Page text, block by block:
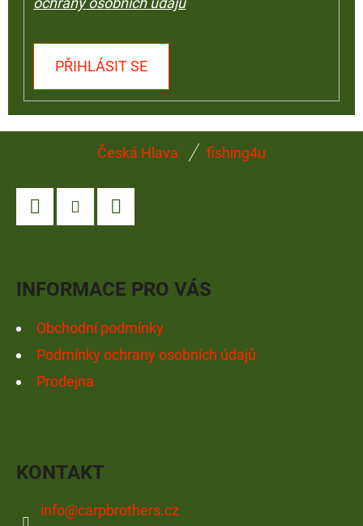
PŘIHLÁSIT SE
Česká Hlava fishing4u
INFORMACE PRO VÁS
Obchodní podmínky
Podmínky ochrany osobních údajů
Prodejna
KONTAKT
info@carpbrothers.cz